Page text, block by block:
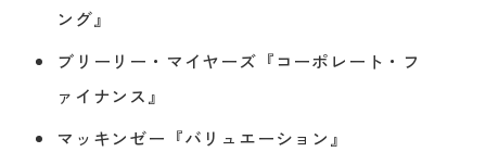
ング』
ブリーリー・マイヤーズ『コーポレート・フ
ァイナンス』
マッキンゼー『バリュエーション』